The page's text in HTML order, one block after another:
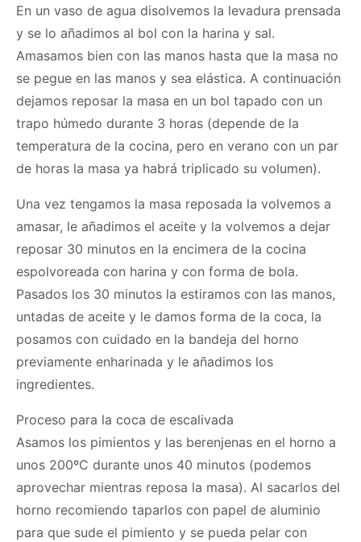
En un vaso de agua disolvemos la levadura prensada
y se lo añadimos al bol con la harina y sal.
Amasamos bien con las manos hasta que la masa no
se pegue en las manos y sea elástica. A continuación
dejamos reposar la masa en un bol tapado con un
trapo húmedo durante 3 horas (depende de la
temperatura de la cocina, pero en verano con un par
de horas la masa ya habrá triplicado su volumen).
Una vez tengamos la masa reposada la volvemos a
amasar, le añadimos el aceite y la volvemos a dejar
reposar 30 minutos en la encimera de la cocina
espolvoreada con harina y con forma de bola.
Pasados los 30 minutos la estiramos con las manos,
untadas de aceite y le damos forma de la coca, la
posamos con cuidado en la bandeja del horno
previamente enharinada y le añadimos los
ingredientes.
Proceso para la coca de escalivada
Asamos los pimientos y las berenjenas en el horno a
unos 200ºC durante unos 40 minutos (podemos
aprovechar mientras reposa la masa). Al sacarlos del
horno recomiendo taparlos con papel de aluminio
para que sude el pimiento y se pueda pelar con